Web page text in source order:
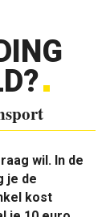
wil. In de
je de
kost